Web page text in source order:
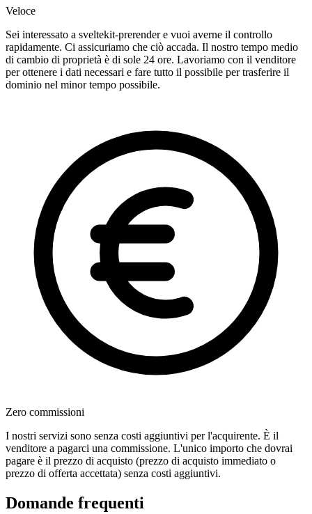
Veloce
Sei interessato a sveltekit-prerender e vuoi averne il controllo
rapidamente. Ci assicuriamo che ciò accada. Il nostro tempo medio
di cambio di proprietà è di sole 24 ore. Lavoriamo con il venditore
per ottenere i dati necessari e fare tutto il possibile per trasferire il
dominio nel minor tempo possibile.
Zero commissioni
I nostri servizi sono senza costi aggiuntivi per l'acquirente. È il
venditore a pagarci una commissione. L'unico importo che dovrai
pagare è il prezzo di acquisto (prezzo di acquisto immediato o
prezzo di offerta accettata) senza costi aggiuntivi.
Domande frequenti